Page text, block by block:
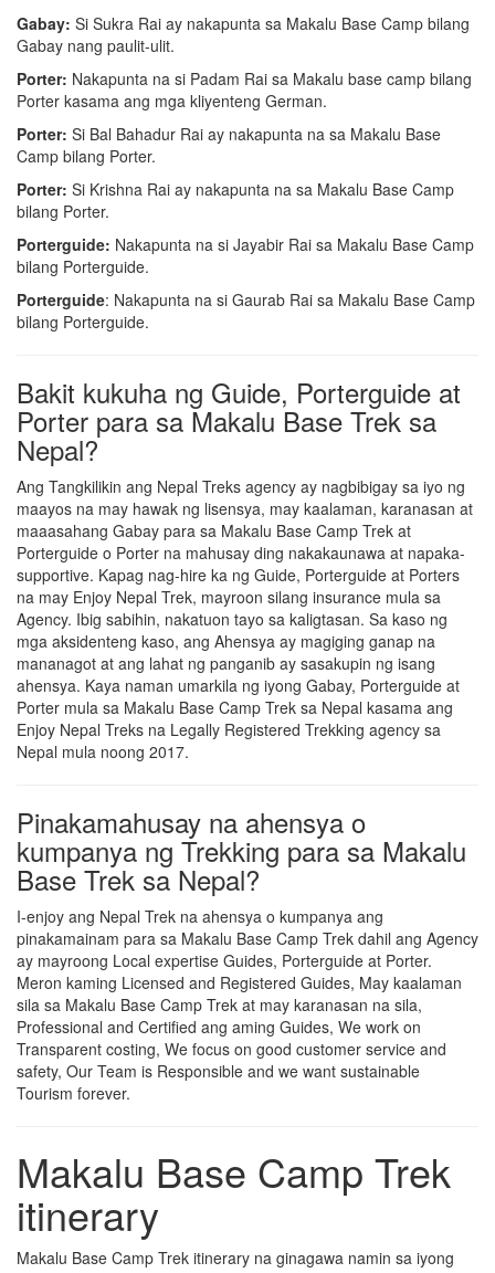
Gabay: Si Sukra Rai ay nakapunta sa Makalu Base Camp bilang
Gabay nang paulit-ulit.
Porter: Nakapunta na si Padam Rai sa Makalu base camp bilang
Porter kasama ang mga kliyenteng German.
Porter: Si Bal Bahadur Rai ay nakapunta na sa Makalu Base
Camp bilang Porter.
Porter: Si Krishna Rai ay nakapunta na sa Makalu Base Camp
bilang Porter.
Porterguide: Nakapunta na si Jayabir Rai sa Makalu Base Camp
bilang Porterguide.
Porterguide: Nakapunta na si Gaurab Rai sa Makalu Base Camp
bilang Porterguide.
Bakit kukuha ng Guide, Porterguide at
Porter para sa Makalu Base Trek sa
Nepal?
Ang Tangkilikin ang Nepal Treks agency ay nagbibigay sa iyo ng
maayos na may hawak ng lisensya, may kaalaman, karanasan at
maaasahang Gabay para sa Makalu Base Camp Trek at
Porterguide o Porter na mahusay ding nakakaunawa at napaka-
supportive. Kapag nag-hire ka ng Guide, Porterguide at Porters
na may Enjoy Nepal Trek, mayroon silang insurance mula sa
Agency. Ibig sabihin, nakatuon tayo sa kaligtasan. Sa kaso ng
mga aksidenteng kaso, ang Ahensya ay magiging ganap na
mananagot at ang lahat ng panganib ay sasakupin ng isang
ahensya. Kaya naman umarkila ng iyong Gabay, Porterguide at
Porter mula sa Makalu Base Camp Trek sa Nepal kasama ang
Enjoy Nepal Treks na Legally Registered Trekking agency sa
Nepal mula noong 2017.
Pinakamahusay na ahensya o
kumpanya ng Trekking para sa Makalu
Base Trek sa Nepal?
I-enjoy ang Nepal Trek na ahensya o kumpanya ang
pinakamainam para sa Makalu Base Camp Trek dahil ang Agency
ay mayroong Local expertise Guides, Porterguide at Porter.
Meron kaming Licensed and Registered Guides, May kaalaman
sila sa Makalu Base Camp Trek at may karanasan na sila,
Professional and Certified ang aming Guides, We work on
Transparent costing, We focus on good customer service and
safety, Our Team is Responsible and we want sustainable
Tourism forever.
Makalu Base Camp Trek
itinerary
Makalu Base Camp Trek itinerary na ginagawa namin sa iyong